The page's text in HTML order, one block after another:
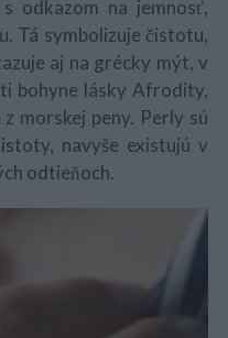
odkazom na jemnosť,
Tá symbolizuje čistotu,
aj na grécky mýt, v
bohyne lásky Afrodity,
morskej peny. Perly sú
navyše existujú v
odtieňoch.